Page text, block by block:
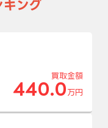
キング
買取金額
440.0 万円